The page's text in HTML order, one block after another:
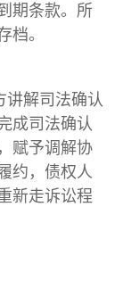
期条款。所
档。
讲解司法确认
成司法确认
赋予调解协
约，债权人
新走诉讼程